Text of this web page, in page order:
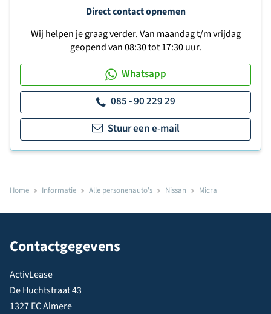
Direct contact opnemen
Wij helpen je graag verder. Van maandag t/m vrijdag
geopend van 08:30 tot 17:30 uur.
Whatsapp
085 - 90 229 29
Stuur een e-mail
Home Informatie Alle personenauto's Nissan Micra
Contactgegevens
ActivLease
De Huchtstraat 43
1327 EC Almere